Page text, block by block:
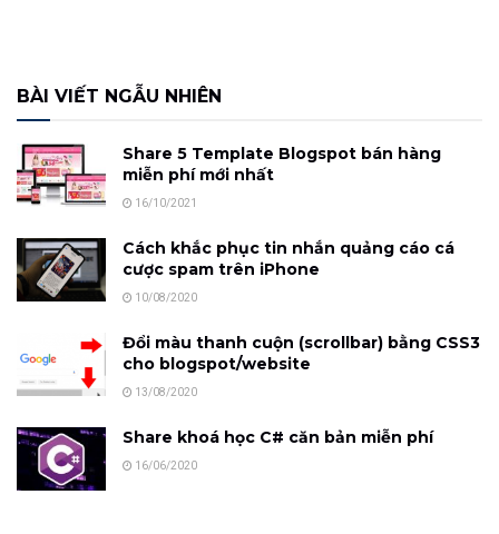
BÀI VIẾT NGẪU NHIÊN
Share 5 Template Blogspot bán hàng
miễn phí mới nhất
16/10/2021
Cách khắc phục tin nhắn quảng cáo cá
cược spam trên iPhone
10/08/2020
Đổi màu thanh cuộn (scrollbar) bằng CSS3
cho blogspot/website
13/08/2020
Share khoá học C# căn bản miễn phí
16/06/2020